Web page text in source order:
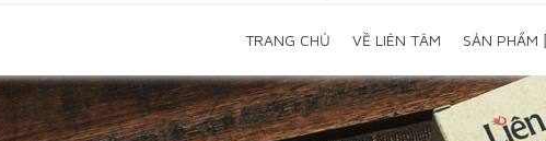
TRANG CHỦ VỀ LIÊN TÂM SẢN PHẨM